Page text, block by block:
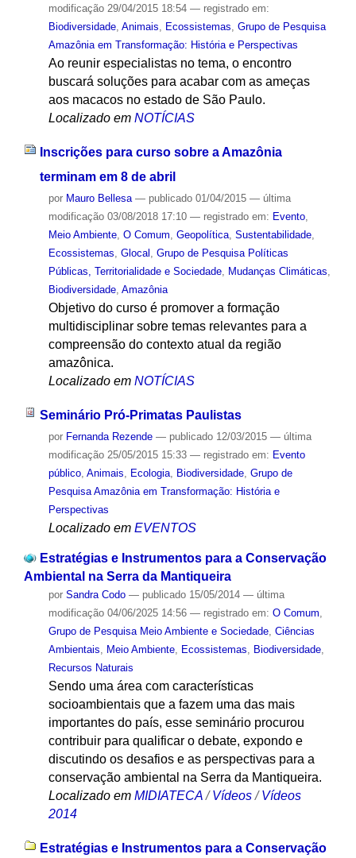
modificação29/04/2015 18:54 — registrado em:
Biodiversidade, Animais, Ecossistemas, Grupo de Pesquisa
Amazônia em Transformação: História e Perspectivas
Ao reunir especialistas no tema, o encontro
buscará soluções para acabar com as ameças
aos macacos no estado de São Paulo.
Localizado em NOTÍCIAS
Inscrições para curso sobre a Amazônia
terminam em 8 de abril
por Mauro Bellesa — publicado01/04/2015 — última
modificação03/08/2018 17:10 — registrado em: Evento,
Meio Ambiente, O Comum, Geopolítica, Sustentabilidade,
Ecossistemas, Glocal , Grupo de Pesquisa Políticas
Públicas, Territorialidade e Sociedade, Mudanças Climáticas,
Biodiversidade, Amazônia
Objetivo do curso é promover a formação
multidisciplinar sobre temas relevantes para a
compreensão do contexto atual da região
amazônica.
Localizado em NOTÍCIAS
Seminário Pró-Primatas Paulistas
por Fernanda Rezende — publicado12/03/2015 — última
modificação25/05/2015 15:33 — registrado em: Evento
público, Animais Ecologia, Biodiversidade, Grupo de
Pesquisa Amazônia em Transformação: História e
Perspectivas
Localizado em EVENTOS
Estratégias e Instrumentos para a Conservação
Ambiental na Serra da Mantiqueira
por Sandra Codo — publicado15/05/2014 — última
modificação04/06/2025 14:56 — registrado em: O Comum,
Grupo de Pesquisa Meio Ambiente e Sociedade, Ciências
Ambientais, Meio Ambiente, Ecossistemas, Biodiversidade,
Recursos Naturais
Sendo uma área com características
socioambientais que a fazem uma das mais
importantes do país, esse seminário procurou
contribuir para qualificar o debate, expondo e
discutindo os desafios e as perspectivas para a
conservação ambiental na Serra da Mantiqueira.
Localizado em MIDIATECA / Vídeos / Vídeos
2014
Estratégias e Instrumentos para a Conservação